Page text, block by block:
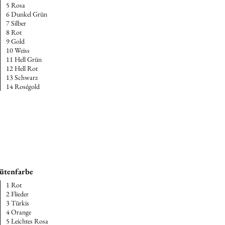
5 Rosa
6 Dunkel Grün
7 Silber
8 Rot
9 Gold
10 Weiss
11 Hell Grün
12 Hell Rot
13 Schwarz
14 Roségold
1 Rot
2 Flieder
3 Türkis
4 Orange
5 Leichtes Rosa